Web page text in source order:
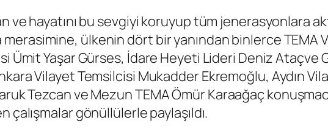
ve hayatını bu sevgiyi koruyup tüm jenerasyonlara
ülkenin dört bir yanından binlerce TEMA
Ümit Yaşar Gürses, İdare Heyeti Lideri Deniz Ataçve
Vilayet Temsilcisi Mukadder Ekremoğlu, Aydın
Tezcan ve Mezun TEMA Ömür Karaağaç
gönüllülerle paylaşıldı.